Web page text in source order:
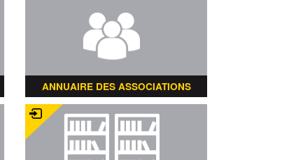
ANNUAIRE DES ASSOCIATIONS